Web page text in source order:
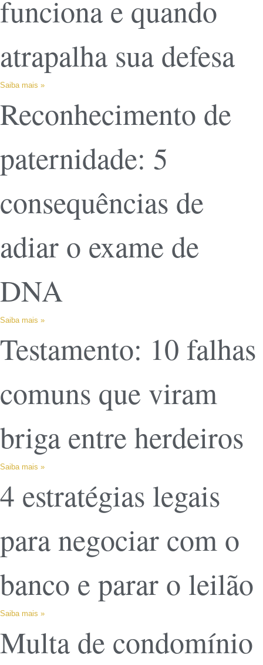
funciona e quando
atrapalha sua defesa
Saiba mais »
Reconhecimento de
paternidade: 5
consequências de
adiar o exame de
DNA
Saiba mais »
Testamento: 10 falhas
comuns que viram
briga entre herdeiros
Saiba mais »
4 estratégias legais
para negociar com o
banco e parar o leilão
Saiba mais »
Multa de condomínio